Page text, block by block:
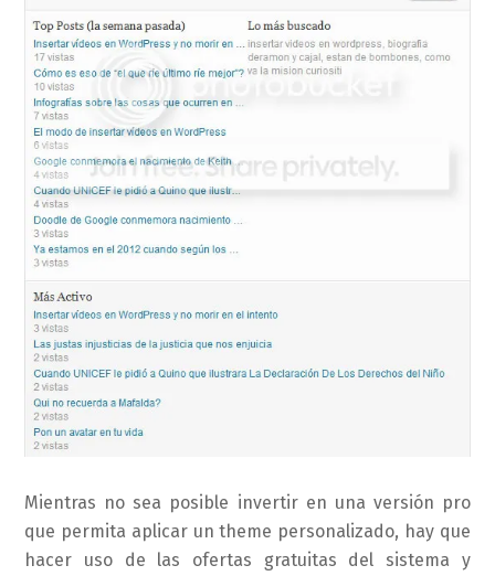
Mientras no sea posible invertir en una versión pro
que permita aplicar un theme personalizado, hay que
hacer uso de las ofertas gratuitas del sistema y